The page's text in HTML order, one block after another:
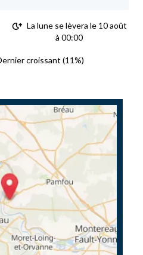
La lune se lèvera le 10 août
à 00:00
croissant (11%)